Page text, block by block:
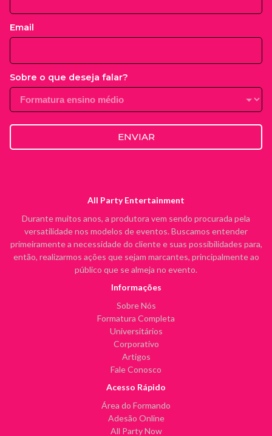
Email
Sobre o que deseja falar?
ENVIAR
All Party Entertainment
Durante muitos anos, a produtora vem sendo procurada pela
versatilidade nos modelos de eventos. Buscamos entender
primeiramente a necessidade do cliente e suas possibilidades para,
então, realizarmos ações que sejam marcantes, principalmente ao
público que se almeja no evento.
Informações
Sobre Nós
Formatura Completa
Universitários
Corporativo
Artigos
Fale Conosco
Acesso Rápido
Área do Formando
Adesão Online
All Party Now